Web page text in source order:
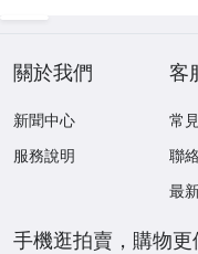
關於我們
新聞中心
服務說明
客
常
聯
最
手機逛拍賣，購物更